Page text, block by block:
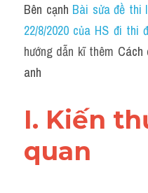
Vocabulary - Grammar
Grammar
Cách paraphrase
Part 2
Bên cạnh Bài sửa đề thi
22/8/2020 của HS đi thi
hướng dẫn kĩ thêm Cách
anh
I. Kiến
quan